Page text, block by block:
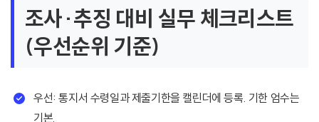
조사·추징 대비 실무 체크리스트
(우선순위 기준)
우선: 통지서 수령일과 제출기한을 캘린더에 등록. 기한 엄수는
기본.